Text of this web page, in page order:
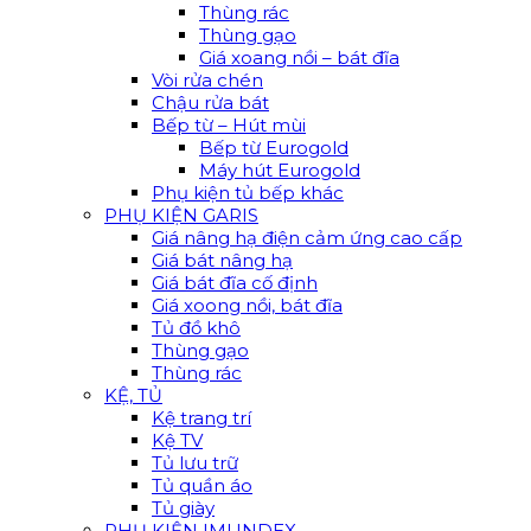
Thùng rác
Thùng gạo
Giá xoang nồi – bát đĩa
Vòi rửa chén
Chậu rửa bát
Bếp từ – Hút mùi
Bếp từ Eurogold
Máy hút Eurogold
Phụ kiện tủ bếp khác
PHỤ KIỆN GARIS
Giá nâng hạ điện cảm ứng cao cấp
Giá bát nâng hạ
Giá bát đĩa cố định
Giá xoong nồi, bát đĩa
Tủ đồ khô
Thùng gạo
Thùng rác
KỆ, TỦ
Kệ trang trí
Kệ TV
Tủ lưu trữ
Tủ quần áo
Tủ giày